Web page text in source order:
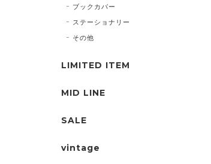
ブックカバー
ステーショナリー
その他
LIMITED ITEM
MID LINE
SALE
vintage